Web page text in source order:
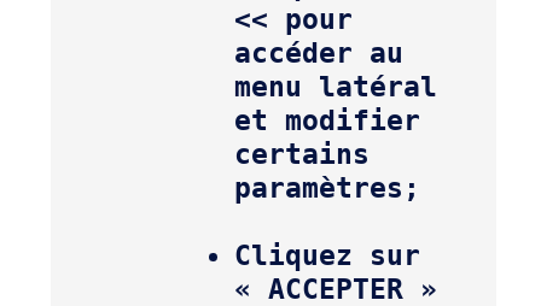
<< pour
accéder au
menu latéral
et modifier
certains
paramètres;
Cliquez sur
« ACCEPTER »